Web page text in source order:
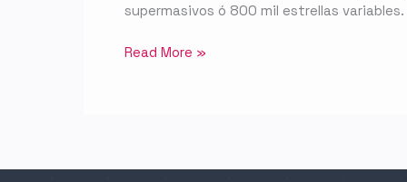
supermasivos ó 800 mil estrellas variables.
Read More »